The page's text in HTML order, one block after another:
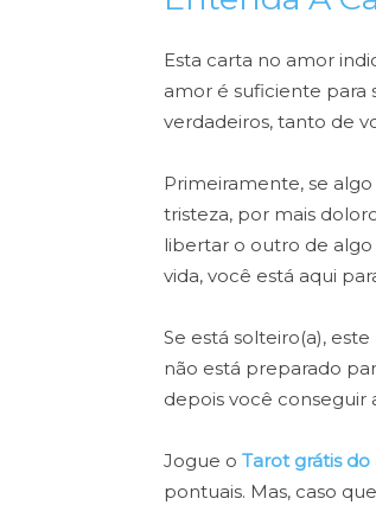
Esta carta no amor
amor é suficiente para
verdadeiros, tanto de
Primeiramente, se
tristeza, por mais
libertar o outro de
vida, você está aqui
Se está solteiro(a),
não está preparado
depois você conseguir
Jogue o Tarot grátis
pontuais. Mas, caso